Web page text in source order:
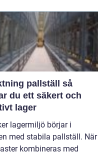
pallställ så
du ett säkert och
lager
lagermiljö börjar i
med stabila pallställ. När
kombineras med